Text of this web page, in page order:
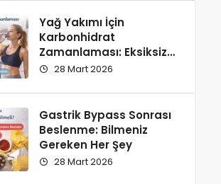
Yağ Yakımı İçin
Karbonhidrat
Zamanlaması: Eksiksiz
Rehber
28 Mart 2026
Gastrik Bypass Sonrası
Beslenme: Bilmeniz
Gereken Her Şey
28 Mart 2026